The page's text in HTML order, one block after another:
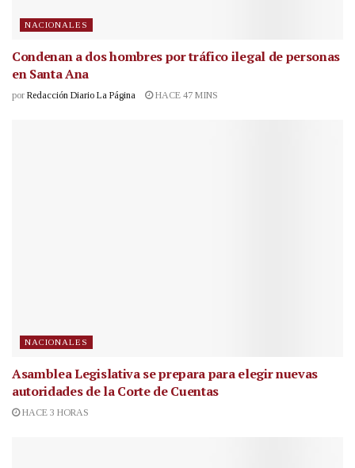
NACIONALES
Condenan a dos hombres por tráfico ilegal de personas
en Santa Ana
por Redacción Diario La Página HACE 47 MINS
NACIONALES
Asamblea Legislativa se prepara para elegir nuevas
autoridades de la Corte de Cuentas
HACE 3 HORAS